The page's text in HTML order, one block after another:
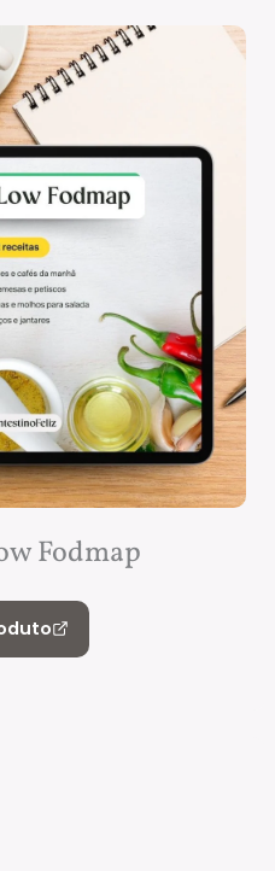
Fodmap